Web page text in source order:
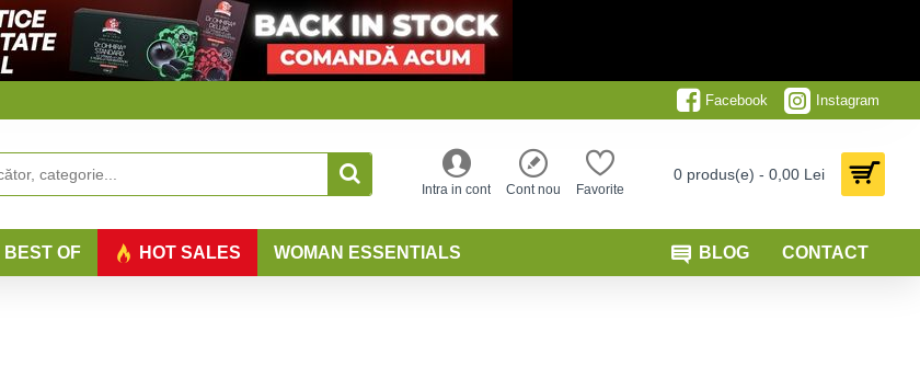
Facebook Instagram
Intra in cont Cont nou Favorite
0 produs(e) - 0,00 Lei
BEST OF HOT SALES WOMAN ESSENTIALS BLOG CONTACT